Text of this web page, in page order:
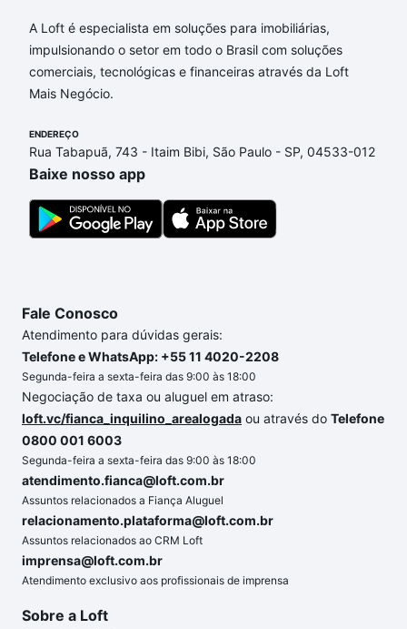
Apartamentos com 1 suite à venda em Chácara
Santa Margarida, Campinas, SP que custam a partir
de R$ 0 e com nossas opções de financiamento
imobiliário as parcelas podem se adequar ao seu
envolvidos no processo de compra, veja em nosso
portal quanto custa comprar um apartamento e
conte com a gente para comprar o imóvel dos seus
sonhos com segurança e conforto. Loft, com você
até as chaves.
A Loft é especialista em soluções para imobiliárias,
impulsionando o setor em todo o Brasil com soluções
comerciais, tecnológicas e financeiras através da Loft
Mais Negócio.
ENDEREÇO
Rua Tabapuã, 743 - Itaim Bibi, São Paulo - SP, 04533-012
Baixe nosso app
Fale Conosco
Atendimento para dúvidas gerais:
Telefone e WhatsApp: +55 11 4020-2208
Segunda-feira a sexta-feira das 9:00 às 18:00
Negociação de taxa ou aluguel em atraso:
loft.vc/fianca_inquilino_arealogada ou através do Telefone
0800 001 6003
Segunda-feira a sexta-feira das 9:00 às 18:00
atendimento.fianca@loft.com.br
Assuntos relacionados a Fiança Aluguel
relacionamento.plataforma@loft.com.br
Assuntos relacionados ao CRM Loft
imprensa@loft.com.br
Atendimento exclusivo aos profissionais de imprensa
Sobre a Loft